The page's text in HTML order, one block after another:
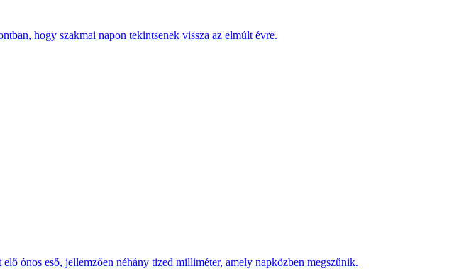
hogy szakmai napon tekintsenek vissza az elmúlt évre.
ónos eső, jellemzően néhány tized milliméter, amely napközben megszűnik.